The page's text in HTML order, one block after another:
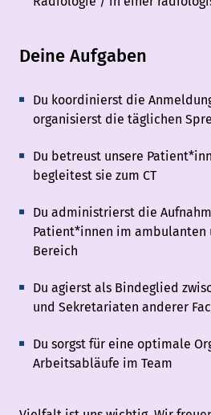
Deine Aufgaben
Du koordinierst die
organisierst die täglichen
Du betreust unsere
begleitest sie zum CT
Du administrierst die
Patient*innen im ambulanten
Bereich
Du agierst als Bindeglied
und Sekretariaten anderer
Du sorgst für eine optimale
Arbeitsabläufe im Team